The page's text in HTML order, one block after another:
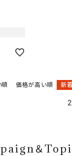
価格が高い順 新
＆